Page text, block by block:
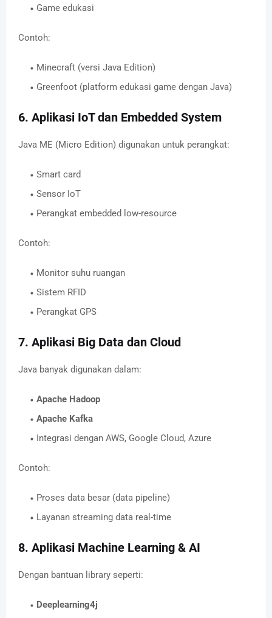
Game edukasi
Contoh:
Minecraft (versi Java Edition)
Greenfoot (platform edukasi game dengan Java)
6. Aplikasi IoT dan Embedded System
Java ME (Micro Edition) digunakan untuk perangkat:
Smart card
Sensor IoT
Perangkat embedded low-resource
Contoh:
Monitor suhu ruangan
Sistem RFID
Perangkat GPS
7. Aplikasi Big Data dan Cloud
Java banyak digunakan dalam:
Apache Hadoop
Apache Kafka
Integrasi dengan AWS, Google Cloud, Azure
Contoh:
Proses data besar (data pipeline)
Layanan streaming data real-time
8. Aplikasi Machine Learning & AI
Dengan bantuan library seperti:
Deeplearning4j